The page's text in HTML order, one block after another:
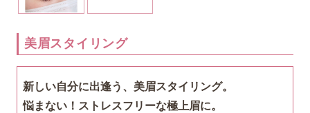
美眉スタイリング
新しい自分に出逢う、美眉スタイリング。
悩まない！ストレスフリーな極上眉に。